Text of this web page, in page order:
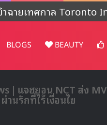
ยคอนเทนต์พิเศษฉลองค
BLOGS BEAUTY
| แจฮยอน NCT ส่ง
นรักที่ไร้เงื่อนไข